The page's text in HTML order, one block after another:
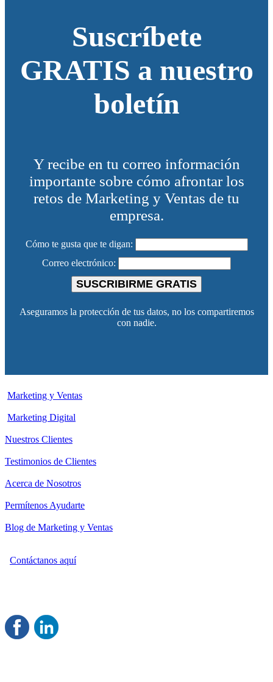
Suscríbete
GRATIS a nuestro
boletín
Y recibe en tu correo información
importante sobre cómo afrontar los
retos de Marketing y Ventas de tu
empresa.
Cómo te gusta que te digan:
Correo electrónico:
SUSCRIBIRME GRATIS
Aseguramos la protección de tus datos, no los compartiremos
con nadie.
Marketing y Ventas
Marketing Digital
Nuestros Clientes
Testimonios de Clientes
Acerca de Nosotros
Permítenos Ayudarte
Blog de Marketing y Ventas
Contáctanos aquí